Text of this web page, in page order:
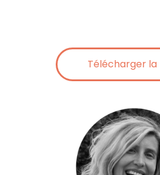
Télécharger la